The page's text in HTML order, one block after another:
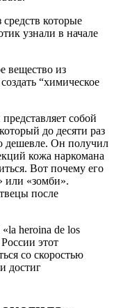
которые
узнали в начале
вещество из
“химическое
собой
до десяти раз
дешевле. Он получил
кожа наркомана
Вот почему его
или «зомби».
после
heroina de los
этот
со скоростью
достиг